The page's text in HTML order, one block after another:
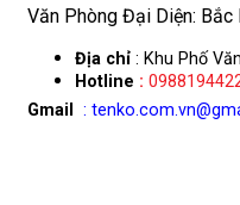
Văn Phòng Đại Diện: Bắc
Địa chỉ : Khu Phố
Hotline :
Gmail
: